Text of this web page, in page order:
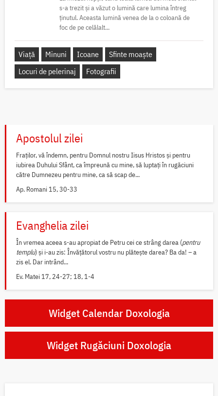
s-a trezit și a văzut o lumină care lumina întreg
ținutul. Aceasta lumină venea de la o coloană de
foc de pe celălalt...
Viață Minuni Icoane
Sfinte moaște
Locuri de pelerinaj
Fotografii
Apostolul zilei
Fraților, vă îndemn, pentru Domnul nostru Iisus Hristos și pentru
iubirea Duhului Sfânt, ca împreună cu mine, să luptați în rugăciuni
către Dumnezeu pentru mine, ca să scap de...
Ap. Romani 15, 30-33
Evanghelia zilei
În vremea aceea s-au apropiat de Petru cei ce strâng darea (pentru
templu) și i-au zis: Învățătorul vostru nu plătește darea? Ba da! – a
zis el. Dar intrând...
Ev. Matei 17, 24-27; 18, 1-4
Widget Calendar Doxologia
Widget Rugăciuni Doxologia